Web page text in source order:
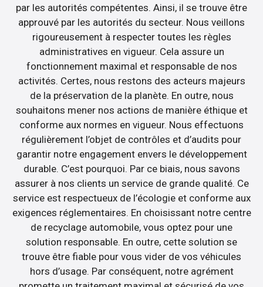
par les autorités compétentes. Ainsi, il se trouve être
approuvé par les autorités du secteur. Nous veillons
rigoureusement à respecter toutes les règles
administratives en vigueur. Cela assure un
fonctionnement maximal et responsable de nos
activités. Certes, nous restons des acteurs majeurs
de la préservation de la planète. En outre, nous
souhaitons mener nos actions de manière éthique et
conforme aux normes en vigueur. Nous effectuons
régulièrement l’objet de contrôles et d’audits pour
garantir notre engagement envers le développement
durable. C’est pourquoi. Par ce biais, nous savons
assurer à nos clients un service de grande qualité. Ce
service est respectueux de l’écologie et conforme aux
exigences réglementaires. En choisissant notre centre
de recyclage automobile, vous optez pour une
solution responsable. En outre, cette solution se
trouve être fiable pour vous vider de vos véhicules
hors d’usage. Par conséquent, notre agrément